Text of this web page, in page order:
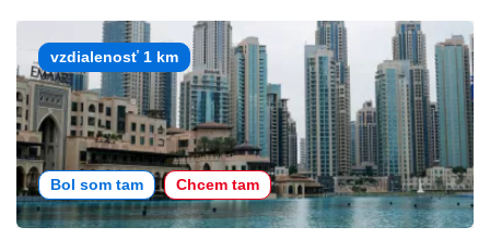
vzdialenosť 1 km
Bol som tam Chcem tam